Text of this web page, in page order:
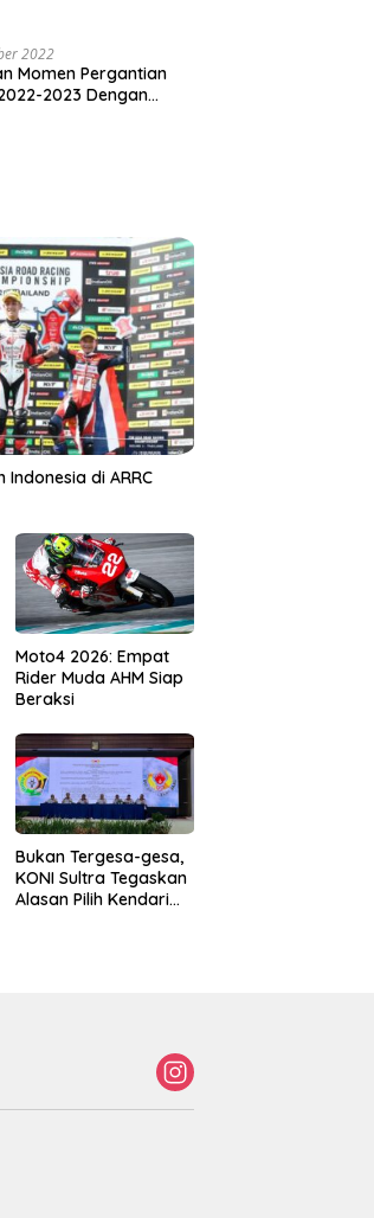
2022
Momen Pergantian
2023 Dengan
Indonesia di ARRC
Moto4 2026: Empat
Rider Muda AHM Siap
Beraksi
Bukan Tergesa-gesa,
KONI Sultra Tegaskan
Alasan Pilih Kendari